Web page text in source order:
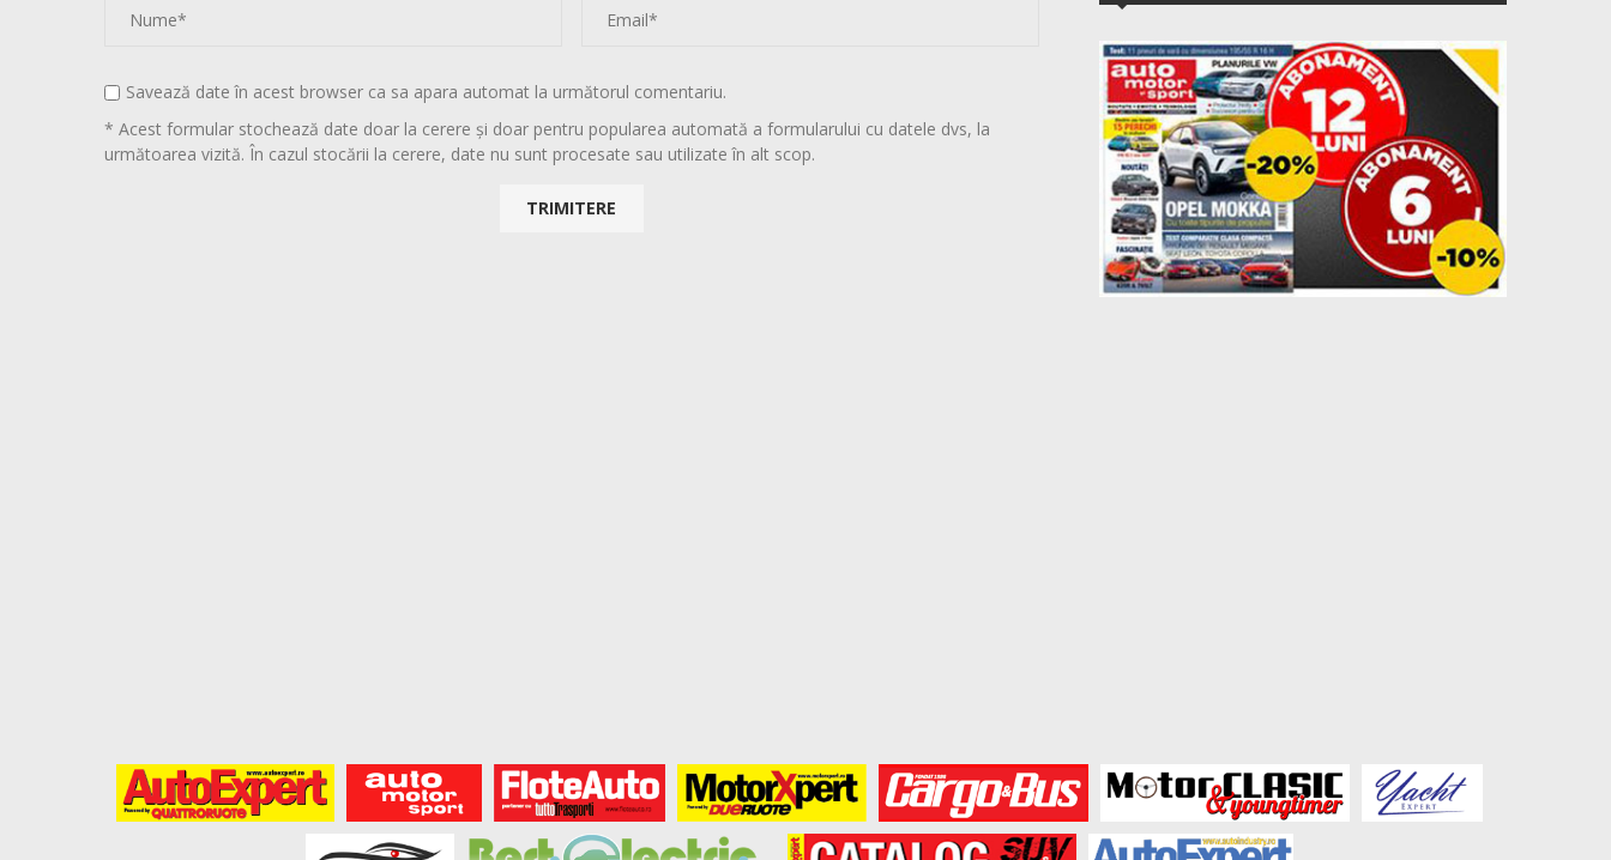
Savează date în acest browser ca sa apara automat la următorul comentariu.
* Acest formular stochează date doar la cerere și doar pentru popularea automată a formularului cu datele dvs, la
următoarea vizită. În cazul stocării la cerere, date nu sunt procesate sau utilizate în alt scop.